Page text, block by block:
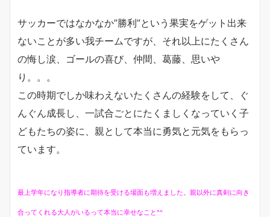
サッカーではなかなか”勝利”という果実をゲット出来
ないことが多い我チームですが、それ以上にたくさん
の悔し涙、ゴールの喜び、仲間、葛藤、思いや
り。。。
この時期でしか味わえないたくさんの経験をして、ぐ
んぐん成長し、一試合ごとにたくましくなっていく子
どもたちの姿に、親として本当に勇気と元気をもらっ
ています。
最上学年になり指導者に期待を受ける場面も増えました。親以外に真剣に向き
合ってくれる大人がいるって本当に幸せなこと^^